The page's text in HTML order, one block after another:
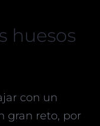
huesos
con un
gran reto, por